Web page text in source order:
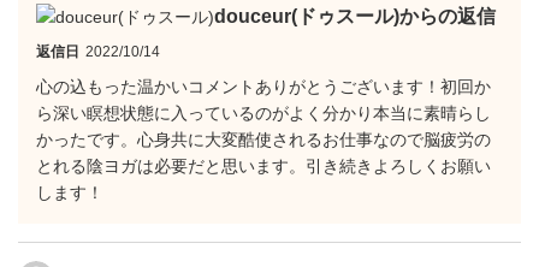
douceur(ドゥスール)からの返信
返信日 2022/10/14
心の込もった温かいコメントありがとうございます！初回か
ら深い瞑想状態に入っているのがよく分かり本当に素晴らし
かったです。心身共に大変酷使されるお仕事なので脳疲労の
とれる陰ヨガは必要だと思います。引き続きよろしくお願い
します！